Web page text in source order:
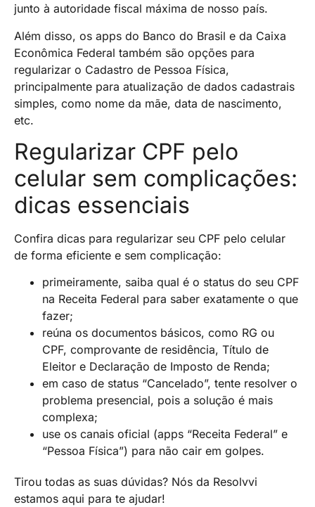
junto à autoridade fiscal máxima de nosso país.
Além disso, os apps do Banco do Brasil e da Caixa
Econômica Federal também são opções para
regularizar o Cadastro de Pessoa Física,
principalmente para atualização de dados cadastrais
simples, como nome da mãe, data de nascimento,
etc.
Regularizar CPF pelo
celular sem complicações:
dicas essenciais
Confira dicas para regularizar seu CPF pelo celular
de forma eficiente e sem complicação:
primeiramente, saiba qual é o status do seu CPF
na Receita Federal para saber exatamente o que
fazer;
reúna os documentos básicos, como RG ou
CPF, comprovante de residência, Título de
Eleitor e Declaração de Imposto de Renda;
em caso de status “Cancelado”, tente resolver o
problema presencial, pois a solução é mais
complexa;
use os canais oficial (apps “Receita Federal” e
“Pessoa Física”) para não cair em golpes.
Tirou todas as suas dúvidas? Nós da Resolvvi
estamos aqui para te ajudar!